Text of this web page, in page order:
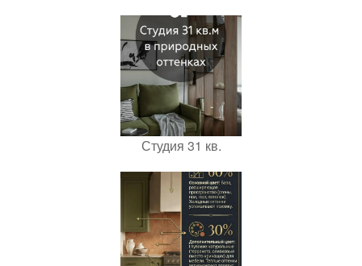
Студия 31 кв.